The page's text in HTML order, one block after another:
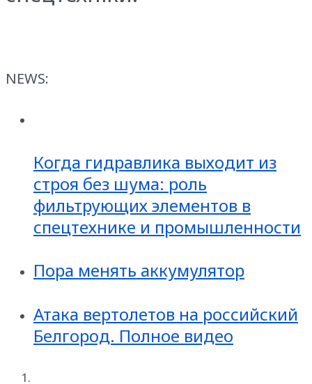
NEWS:
Когда гидравлика выходит из
строя без шума: роль
фильтрующих элементов в
спецтехнике и промышленности
Пора менять аккумулятор
Атака вертолетов на российский
Белгород. Полное видео